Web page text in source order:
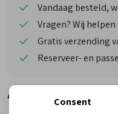
Vandaag besteld,
Vragen? Wij
Gratis verzending
Reserveer- en
Alternatieve kleuren
Consent